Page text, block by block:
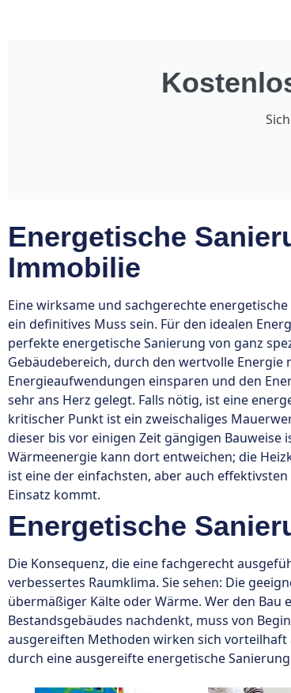
Energetische
Immobilie
Eine wirksame und sachgerechte
ein definitives Muss sein. Für den idealen
perfekte energetische Sanierung von ganz
Gebäudebereich, durch den wertvolle
Energieaufwendungen einsparen und den
sehr ans Herz gelegt. Falls nötig, ist eine
kritischer Punkt ist ein zweischaliges
dieser bis vor einigen Zeit gängigen
Wärmeenergie kann dort entweichen; die
ist eine der einfachsten, aber auch
Einsatz kommt.
Energetische
Die Konsequenz, die eine fachgerecht
verbessertes Raumklima. Sie sehen: Die
übermäßiger Kälte oder Wärme. Wer den
Bestandsgebäudes nachdenkt, muss von
ausgereiften Methoden wirken sich vorteilhaft
durch eine ausgereifte energetische